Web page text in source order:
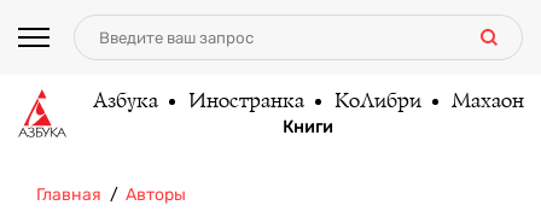
Азбука Иностранка КоЛибри Махаон
Книги
Главная Авторы